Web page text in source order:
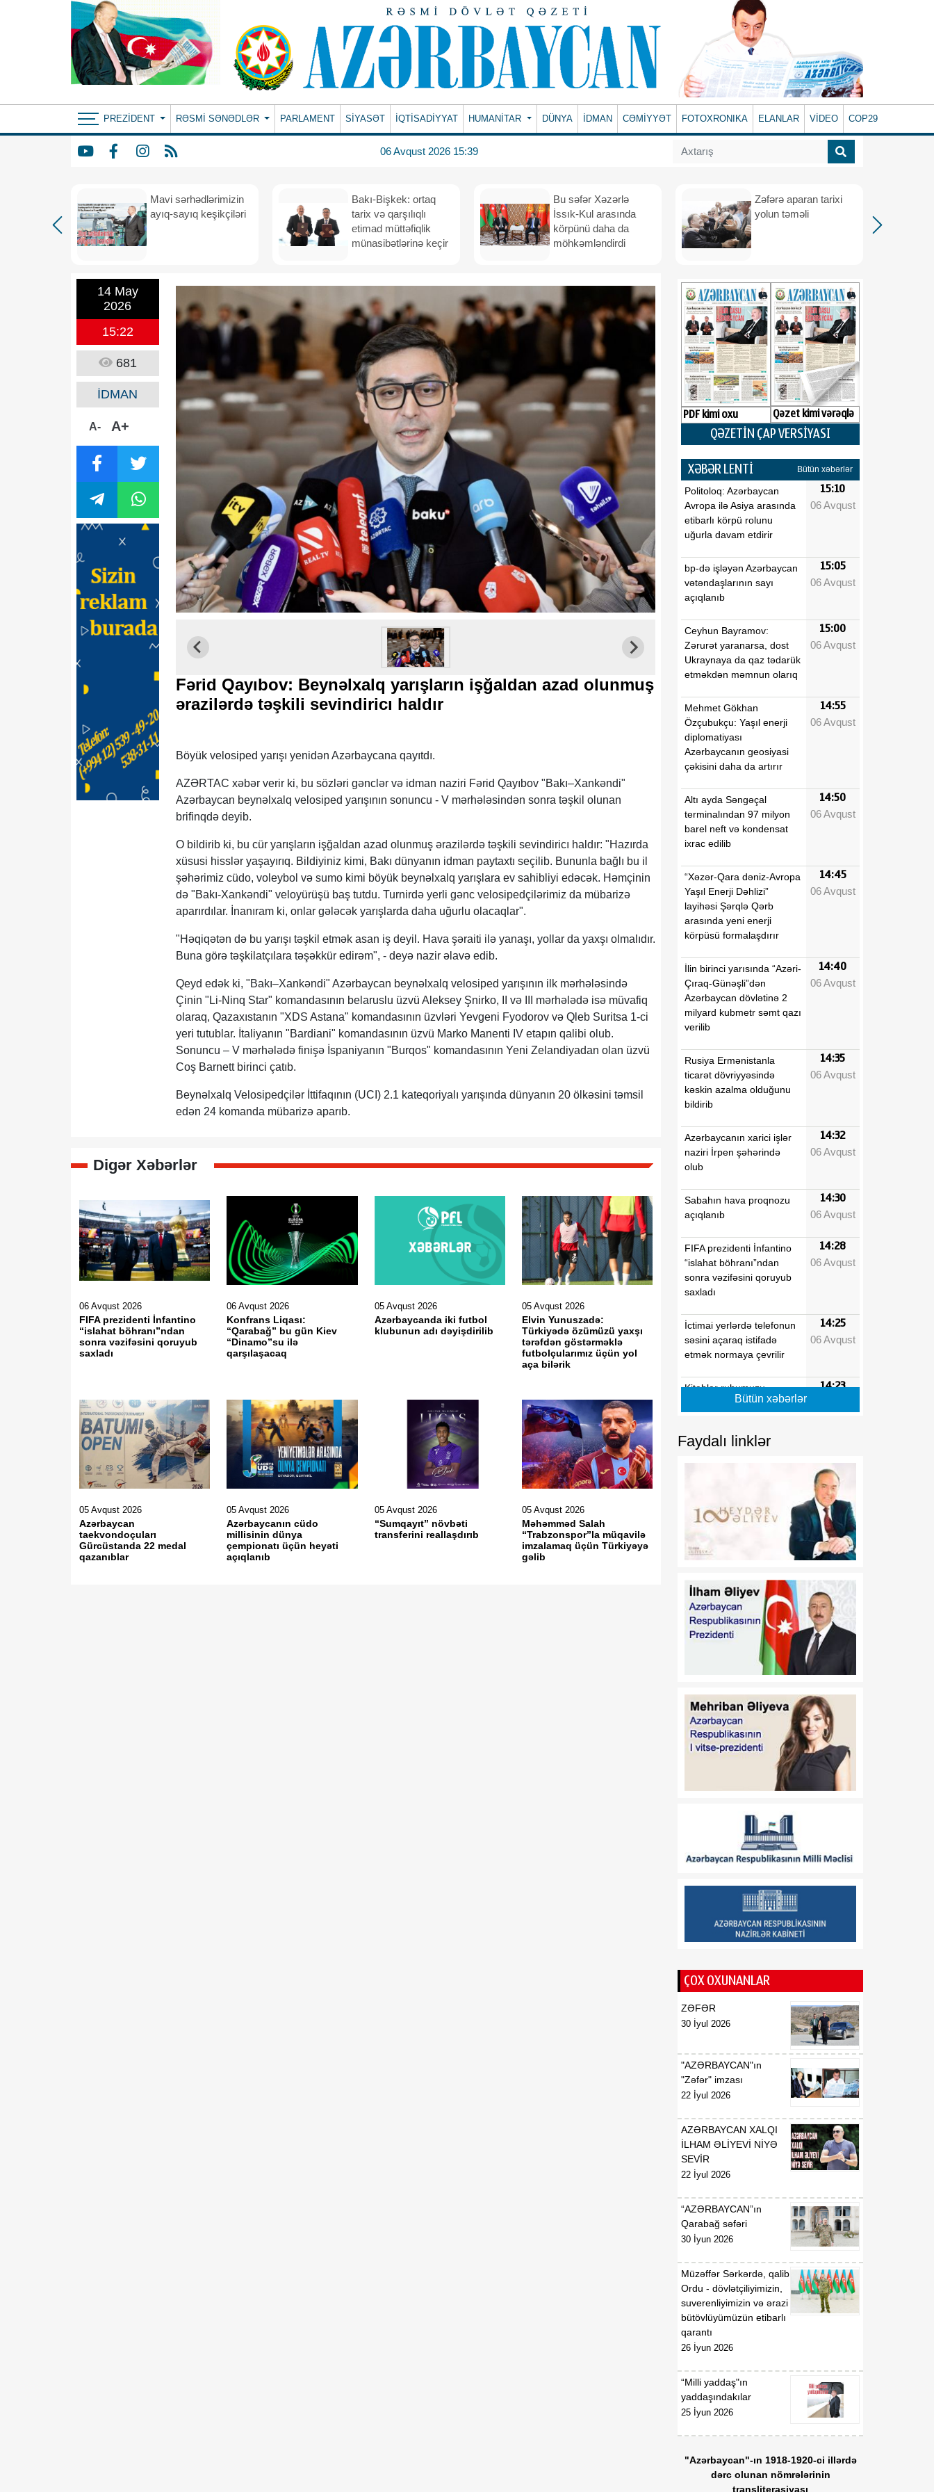
PREZIDENT RƏSMI SƏNƏDLƏR PARLAMENT SİYASƏT İQTİSADİYYAT HUMANITAR DÜNYA İDMAN CƏMİYYƏT FOTOXRONIKA ELANLAR VİDEO COP29
06 Avqust 2026 15:39
Mavi sərhədlərimizin
ayıq-sayıq keşikçiləri
Bakı-Bişkek: ortaq
tarix və qarşılıqlı
etimad müttəfiqlik
münasibətlərinə keçir
Bu səfər Xəzərlə
İssık-Kul arasında
körpünü daha da
möhkəmləndirdi
Zəfərə aparan tarixi
yolun təməli
14 May
2026
15:22
681
İDMAN
A- A+
Fərid Qayıbov: Beynəlxalq yarışların işğaldan azad olunmuş
ərazilərdə təşkili sevindiricı haldır
Böyük velosiped yarışı yenidən Azərbaycana qayıtdı.
AZƏRTAC xəbər verir ki, bu sözləri gənclər və idman naziri Fərid Qayıbov "Bakı–Xankəndi"
Azərbaycan beynəlxalq velosiped yarışının sonuncu - V mərhələsindən sonra təşkil olunan
brifinqdə deyib.
O bildirib ki, bu cür yarışların işğaldan azad olunmuş ərazilərdə təşkili sevindiricı haldır: "Hazırda
xüsusi hisslər yaşayırıq. Bildiyiniz kimi, Bakı dünyanın idman paytaxtı seçilib. Bununla bağlı bu il
şəhərimiz cüdo, voleybol və sumo kimi böyük beynəlxalq yarışlara ev sahibliyi edəcək. Həmçinin
də "Bakı-Xankəndi" veloyürüşü baş tutdu. Turnirdə yerli gənc velosipedçilərimiz da mübarizə
aparırdılar. İnanıram ki, onlar gələcək yarışlarda daha uğurlu olacaqlar".
"Həqiqətən də bu yarışı təşkil etmək asan iş deyil. Hava şəraiti ilə yanaşı, yollar da yaxşı olmalıdır.
Buna görə təşkilatçılara təşəkkür edirəm", - deyə nazir əlavə edib.
Qeyd edək ki, "Bakı–Xankəndi" Azərbaycan beynəlxalq velosiped yarışının ilk mərhələsində
Çinin "Li-Ninq Star" komandasının belaruslu üzvü Aleksey Şnirko, II və III mərhələdə isə müvafiq
olaraq, Qazaxıstanın "XDS Astana" komandasının üzvləri Yevgeni Fyodorov və Qleb Suritsa 1-ci
yeri tutublar. İtaliyanın "Bardiani" komandasının üzvü Marko Manenti IV etapın qalibi olub.
Sonuncu – V mərhələdə finişə İspaniyanın "Burqos" komandasının Yeni Zelandiyadan olan üzvü
Coş Barnett birinci çatıb.
Beynəlxalq Velosipedçilər İttifaqının (UCI) 2.1 kateqoriyalı yarışında dünyanın 20 ölkəsini təmsil
edən 24 komanda mübarizə aparıb.
Digər Xəbərlər
06 Avqust 2026
FIFA prezidenti İnfantino
“islahat böhranı”ndan
sonra vəzifəsini qoruyub
saxladı
06 Avqust 2026
Konfrans Liqası:
“Qarabağ” bu gün Kiev
“Dinamo”su ilə
qarşılaşacaq
05 Avqust 2026
Azərbaycanda iki futbol
klubunun adı dəyişdirilib
05 Avqust 2026
Elvin Yunuszadə:
Türkiyədə özümüzü yaxşı
tərəfdən göstərməklə
futbolçularımız üçün yol
aça bilərik
05 Avqust 2026
Azərbaycan
taekvondoçuları
Gürcüstanda 22 medal
qazanıblar
05 Avqust 2026
Azərbaycanın cüdo
millisinin dünya
çempionatı üçün heyəti
açıqlanıb
05 Avqust 2026
“Sumqayıt” növbəti
transferini reallaşdırıb
05 Avqust 2026
Məhəmməd Salah
“Trabzonspor”la müqavilə
imzalamaq üçün Türkiyəyə
gəlib
PDF kimi oxu Qəzet kimi vərəqlə
QƏZETİN ÇAP VERSİYASI
XƏBƏR LENTİ Bütün xəbərlər
Politoloq: Azərbaycan
Avropa ilə Asiya arasında
etibarlı körpü rolunu
uğurla davam etdirir
15:10
06 Avqust
bp-də işləyən Azərbaycan
vətəndaşlarının sayı
açıqlanıb
15:05
06 Avqust
Ceyhun Bayramov:
Zərurət yaranarsa, dost
Ukraynaya da qaz tədarük
etməkdən məmnun olarıq
15:00
06 Avqust
Mehmet Gökhan
Özçubukçu: Yaşıl enerji
diplomatiyası
Azərbaycanın geosiyasi
çəkisini daha da artırır
14:55
06 Avqust
Altı ayda Səngəçal
terminalından 97 milyon
barel neft və kondensat
ixrac edilib
14:50
06 Avqust
“Xəzər-Qara dəniz-Avropa
Yaşıl Enerji Dəhlizi”
layihəsi Şərqlə Qərb
arasında yeni enerji
körpüsü formalaşdırır
14:45
06 Avqust
İlin birinci yarısında “Azəri-
Çıraq-Günəşli”dən
Azərbaycan dövlətinə 2
milyard kubmetr səmt qazı
verilib
14:40
06 Avqust
Rusiya Ermənistanla
ticarət dövriyyəsində
kəskin azalma olduğunu
bildirib
14:35
06 Avqust
Azərbaycanın xarici işlər
naziri İrpen şəhərində
olub
14:32
06 Avqust
Sabahın hava proqnozu
açıqlanıb
14:30
06 Avqust
FIFA prezidenti İnfantino
“islahat böhranı”ndan
sonra vəzifəsini qoruyub
saxladı
14:28
06 Avqust
İctimai yerlərdə telefonun
səsini açaraq istifadə
etmək normaya çevrilir
14:25
06 Avqust
Kitablar ruhumuzu
həqiqətən müalicə edə
14:23
Xərçəng hüceyrələrinin
immunitetdən yayınma
06 Avqust
Xəbərdarlıq: isti havalarda
idman etmək səhhət üçün
risk yaradır
14:20
06 Avqust
ərzaq çatışmazlığı riski ilə
üz-üzə qala bilər
06 Avqust
“The Washington Post”:
raketlərini Ukraynaya
14:18
06 Avqust
Sibiqa: Qara dənizdə
Azərbaycan
vətəndaşlarının həlak
olması ilə əlaqədar dərin
14:00
06 Avqust
Çıraq-Günəşli”dən hasilat
59 milyon barel olub
Azərbaycan enerji
təhlükəsizliyi nöqteyi-
nəzərindən bütün Avropa
üçün strateji əhəmiyyətə
malikdir
06 Avqust
Azərbaycan Mərkəzi Asiya
dövlətlərinin Qərbə
çıxışında mühüm
tərəfdaşlardan birinə
06 Avqust
Bütün xəbərlər
Faydalı linklər
ÇOX OXUNANLAR
ZƏFƏR
30 İyul 2026
"AZƏRBAYCAN"ın
"Zəfər" imzası
22 İyul 2026
AZƏRBAYCAN XALQI
İLHAM ƏLİYEVİ NİYƏ
SEVİR
22 İyul 2026
“AZƏRBAYCAN”ın
Qarabağ səfəri
30 İyun 2026
Müzəffər Sərkərdə, qalib
Ordu - dövlətçiliyimizin,
suverenliyimizin və ərazi
bütövlüyümüzün etibarlı
qarantı
26 İyun 2026
“Milli yaddaş"ın
yaddaşındakılar
25 İyun 2026
"Azərbaycan"-ın 1918-1920-ci illərdə
dərc olunan nömrələrinin
transliterasiyası